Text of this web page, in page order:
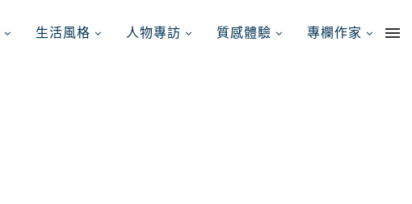
生活風格 人物專訪 質感體驗 專欄作家